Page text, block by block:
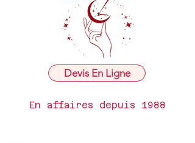
Devis En Ligne
En affaires depuis 1988